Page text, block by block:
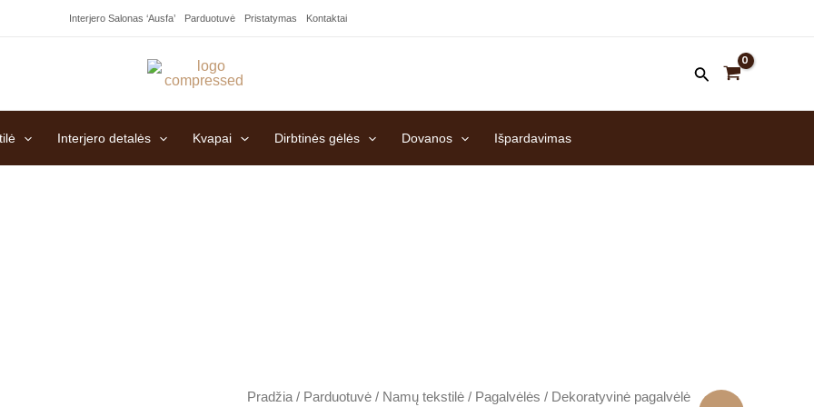
Interjero Salonas ‘Ausfa’ Parduotuvė Pristatymas Kontaktai
Interjero detalės Kvapai Dirbtinės gėlės Dovanos Išpardavimas
Pradžia / Parduotuvė / Namų tekstilė / Pagalvėlės / Dekoratyvinė pagalvėlė
produkto